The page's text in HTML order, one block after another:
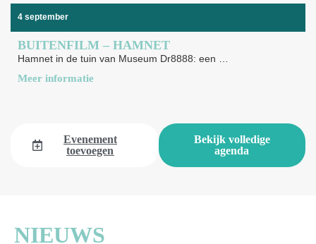
4 september
BUITENFILM – HAMNET
Meer informatie
Evenement
toevoegen
Bekijk volledige
agenda
NIEUWS